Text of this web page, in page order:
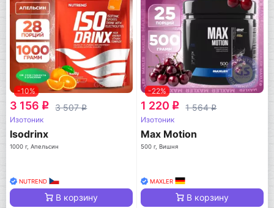
-10%
3 156 q 3 507q
Изотоник
Isodrinx
1000 г, Апельсин
NUTREND
В корзину
-22%
1 220 q 1 564q
Изотоник
Max Motion
500 г, Вишня
MAXLER
В корзину